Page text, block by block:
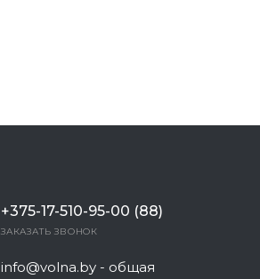
+375-17-510-95-00 (88)
ЗАКАЗАТЬ ЗВОНОК
info@volna.by - общая